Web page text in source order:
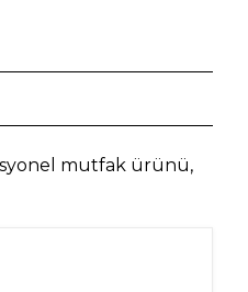
mutfak ürünü,